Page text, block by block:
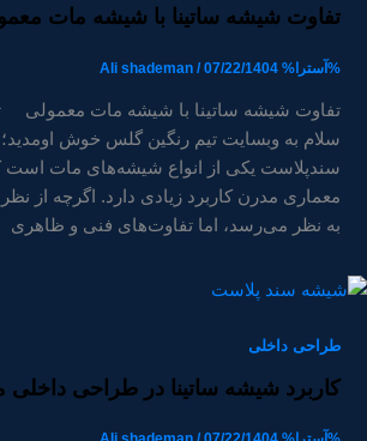
تفاوت شیشه ساتینا با شیشه مات
%آسترا% Ali shademan/07/22/1404
تفاوت شیشه ساتینا با شیشه مات معمولی
سلام به وبسایت تیم رنگین گلس خوش اومدید؛
سندپلاست یکی از انواع شیشه‌های مات است
معماری مدرن کاربرد زیادی دارد. اگرچه از
به نظر می‌رسد، اما تفاوت‌های فنی و ظاهری
طراحی داخلی
کاربرد شیشه ساتینا در طراحی داخلی